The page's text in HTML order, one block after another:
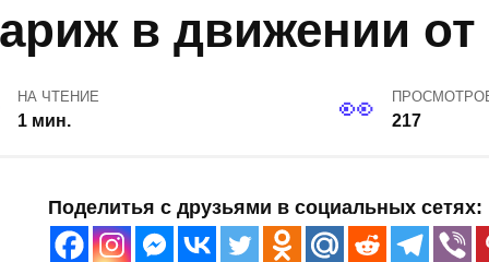
в движении от
НА ЧТЕНИЕ
1 мин. 217
Поделитья с друзьями в социальных сетях: